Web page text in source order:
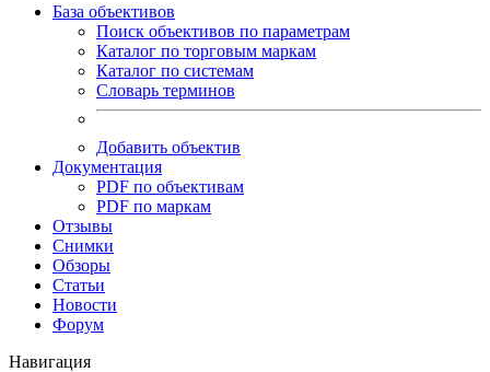
База объективов
Поиск объективов по параметрам
Каталог по торговым маркам
Каталог по системам
Словарь терминов
Добавить объектив
Документация
PDF по объективам
PDF по маркам
Отзывы
Снимки
Обзоры
Статьи
Новости
Форум
Навигация